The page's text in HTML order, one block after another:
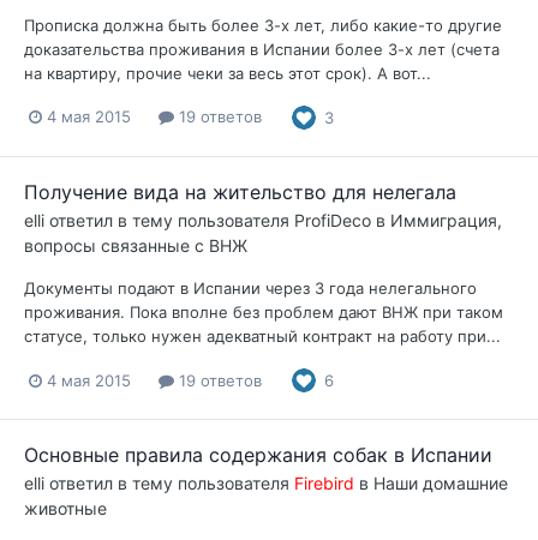
Прописка должна быть более 3-х лет, либо какие-то другие
доказательства проживания в Испании более 3-х лет (счета
на квартиру, прочие чеки за весь этот срок). А вот...
4 мая 2015 19 ответов 3
Получение вида на жительство для нелегала
elli ответил в тему пользователя ProfiDeco в Иммиграция,
вопросы связанные с ВНЖ
Документы подают в Испании через 3 года нелегального
проживания. Пока вполне без проблем дают ВНЖ при таком
статусе, только нужен адекватный контракт на работу при...
4 мая 2015 19 ответов 6
Основные правила содержания собак в Испании
elli ответил в тему пользователя Firebird в Наши домашние
животные